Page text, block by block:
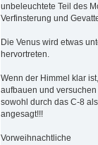
unbeleuchtete Teil des
Verfinsterung und
Die Venus wird etwas
hervortreten.
Wenn der Himmel klar
aufbauen und
sowohl durch das C-8
angesagt!!!
Vorweihnachtliche